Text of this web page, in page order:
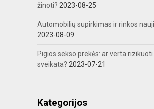
žinoti? 2023-08-25
Automobilių supirkimas ir rinkos
2023-08-09
Pigios sekso prekės: ar verta rizikuoti
sveikata? 2023-07-21
Kategorijos